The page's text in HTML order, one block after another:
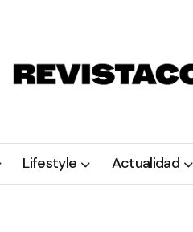
Lifestyle Actualidad